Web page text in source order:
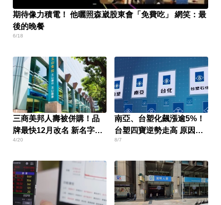
期待像力積電！ 他曬照森崴股東會「免費吃」 網笑：最
後的晚餐
6/18
三商美邦人壽被併購！品
牌最快12月改名 新名字曝
光
4/20
南亞、台塑化飆漲逾5%！
台塑四寶逆勢走高 原因找
到了
8/7